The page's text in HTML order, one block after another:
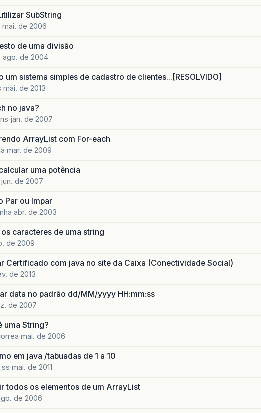
SubString
mai. de 2006
de uma divisão
ago. de 2004
um sistema simples de cadastro de clientes...[RESOLVIDO]
mai. de 2013
no java?
jan. de 2007
ArrayList com For-each
mar. de 2009
uma potência
jun. de 2007
Par ou Impar
abr. de 2003
caracteres de uma string
de 2009
Certificado com java no site da Caixa (Conectividade Social)
de 2013
data no padrão dd/MM/yyyy HH:mm:ss
de 2007
uma String?
mai. de 2006
em java /tabuadas de 1 a 10
mai. de 2011
todos os elementos de um ArrayList
de 2006